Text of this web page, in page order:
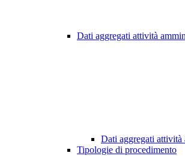
Dati aggregati attività
Dati aggregati attività
Tipologie di procedimento